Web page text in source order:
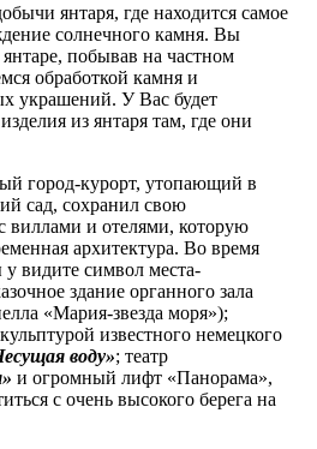
янтаря, где находится самое
солнечного камня. Вы
янтаре, побывав на частном
обработкой камня и
украшений. У Вас будет
из янтаря там, где они
город-курорт, утопающий в
сад, сохранил свою
виллами и отелями, которую
архитектура. Во время
видите символ места-
здание органного зала
«Мария-звезда моря»);
известного немецкого
воду»; театр
и огромный лифт «Панорама»,
с очень высокого берега на